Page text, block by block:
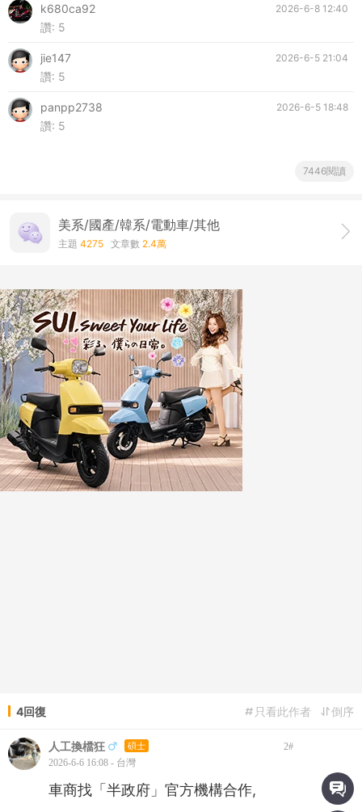
2026-6-8 12:40
k680ca92
讚: 5
2026-6-5 21:04
jie147
讚: 5
2026-6-5 18:48
panpp2738
讚: 5
7446閱讀
美系/國產/韓系/電動車/其他
主題 4275 文章數 2.4萬
4回復 倒序
只看此作者
人工換檔狂 碩士 2#
2026-6-6 16:08 - 台灣
車商找「半政府」官方機構合作,